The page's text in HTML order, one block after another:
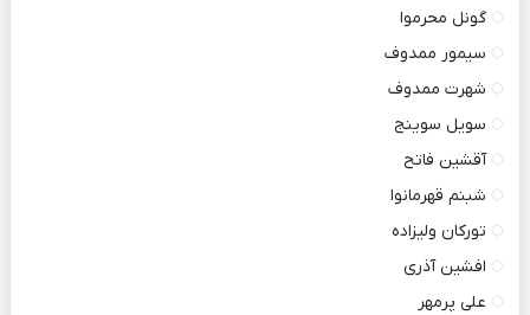
گونل محرموا
سیمور ممدوف
شهرت ممدوف
سویل سوینج
آقشین فاتح
شبنم قهرمانوا
تورکان ولیزاده
افشین آذری
علی پرمهر